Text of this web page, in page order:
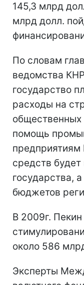
145,3 млрд
млрд долл.
По словам
ведомства
государство
расходы на
помощь
предприятиям
средств
государства,
бюджетов
В 2009г. Пекин
около 586
Эксперты